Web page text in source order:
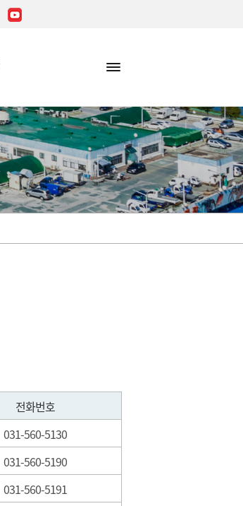
점포찾기
점포배치도
편의시설찾기
농수산물 검사방법 및 처리절
차
업무처리절차
부적합농산물
공지사항
국민신문고
민원처리업무
민원처리공개방
전화번호
031-560-5130
031-560-5190
031-560-5191